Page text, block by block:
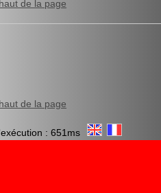
de la page
de la page
: 651ms